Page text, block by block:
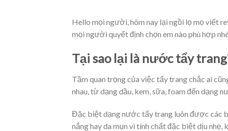
Hello mọi người, hôm nay lại ngồi lọ mọ viết
mọi người quyết định chọn em nào phù hợp
Tại sao lại là nước tẩy
Tầm quan trọng của việc tẩy trang chắc ai
nhau, từ dạng dầu, kem, sữa, foam đến dạng
Đặc biệt dạng nước tẩy trang luôn được các
nắng hay da mụn vì tính chất đặc biệt dịu